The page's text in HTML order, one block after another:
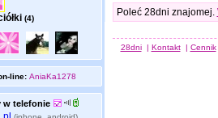
(4)
line: AniaKa1278
w telefonie
Poleć 28dni znajomej.
28dni | Kontakt | Cennik